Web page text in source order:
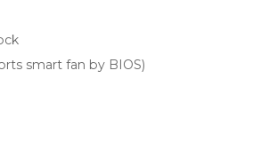
smart fan by BIOS)